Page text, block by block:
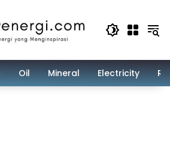
Oil Mineral Electricity